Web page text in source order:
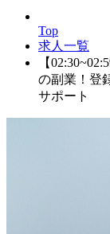
Top
求人一覧
【
の副業！登
サポート